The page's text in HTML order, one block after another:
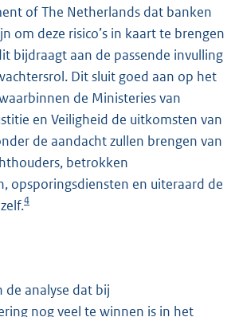
of The Netherlands dat banken
om deze risico’s in kaart te brengen
bijdraagt aan de passende invulling
Dit sluit goed aan op het
de Ministeries van
en Veiligheid de uitkomsten van
de aandacht zullen brengen van
betrokken
opsporingsdiensten en uiteraard de
4
de analyse dat bij
nog veel te winnen is in het